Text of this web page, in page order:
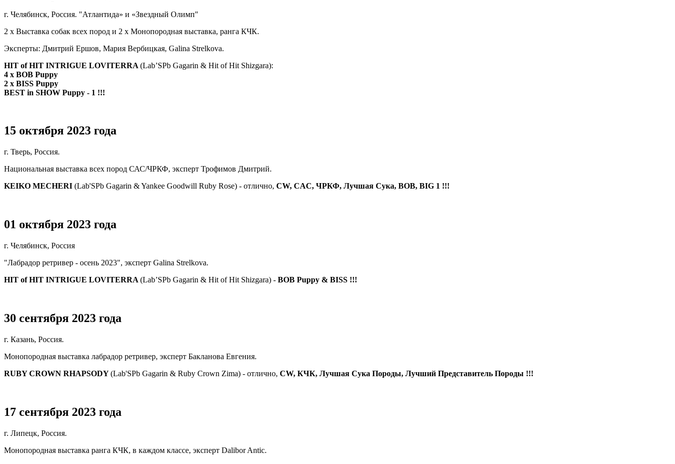
г. Челябинск, Россия. "Атлантида» и «Звездный Олимп"
2 х Выставка собак всех пород и 2 х Монопородная выставка, ранга КЧК.
Эксперты: Дмитрий Ершов, Мария Вербицкая, Galina Strelkova.
HIT of HIT INTRIGUE LOVITERRA (Lab’SPb Gagarin & Hit of Hit Shizgara):
4 х BOB Puppy
2 х BISS Puppy
BEST in SHOW Puppy - 1 !!!
15 октября 2023 года
г. Тверь, Россия.
Национальная выставка всех пород САС/ЧРКФ, эксперт Трофимов Дмитрий.
KEIKO MECHERI (Lab'SPb Gagarin & Yankee Goodwill Ruby Rose) - отлично, CW, CAC, ЧРКФ, Лучшая Сука, BOB, BIG 1 !!!
01 октября 2023 года
г. Челябинск, Россия
"Лабрадор ретривер - осень 2023", эксперт Galina Strelkova.
HIT of HIT INTRIGUE LOVITERRA (Lab’SPb Gagarin & Hit of Hit Shizgara) - BOB Puppy & BISS !!!
30 сентября 2023 года
г. Казань, Россия.
Монопородная выставка лабрадор ретривер, эксперт Бакланова Евгения.
RUBY CROWN RHAPSODY(Lab'SPb Gagarin & Ruby Crown Zima) - отлично, CW, КЧК, Лучшая Сука Породы, Лучший Представитель Породы !!!
17 сентября 2023 года
г. Липецк, Россия.
Монопородная выставка ранга КЧК, в каждом классе, эксперт Dalibor Antic.